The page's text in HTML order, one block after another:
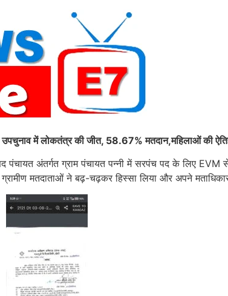
उपचुनाव में लोकतंत्र की जीत, 58.67% मतदान,महिलाओं की
अंतर्गत ग्राम पंचायत पन्नी में सरपंच पद के लिए EVM
मतदाताओं ने बढ़-चढ़कर हिस्सा लिया और अपने